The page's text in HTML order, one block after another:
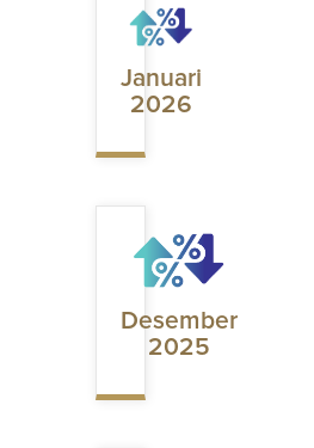
Januari
2026
Desember
2025